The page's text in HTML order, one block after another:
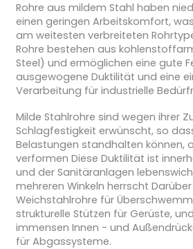
Rohre aus mildem Stahl haben
einen geringen Arbeitskomfort,
am weitesten verbreiteten
Rohre bestehen aus
Steel) und ermöglichen eine gute
ausgewogene Duktilität und eine
Verarbeitung für industrielle
Milde Stahlrohre sind wegen ihrer
Schlagfestigkeit erwünscht, so
Belastungen standhalten können,
verformen Diese Duktilität ist
und der Sanitäranlagen
mehreren Winkeln herrscht
Weichstahlrohre für
strukturelle Stützen für Gerüste,
immensen Innen - und
für Abgassysteme.